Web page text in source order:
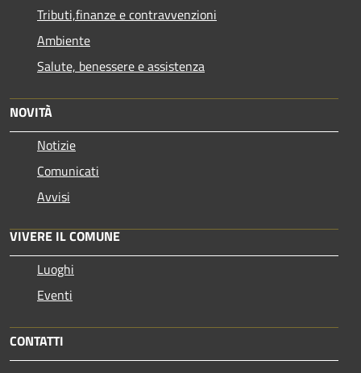
Tributi,finanze e contravvenzioni
Ambiente
Salute, benessere e assistenza
NOVITÀ
Notizie
Comunicati
Avvisi
VIVERE IL COMUNE
Luoghi
Eventi
CONTATTI